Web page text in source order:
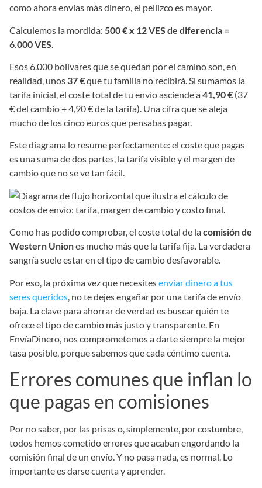
como ahora envías más dinero, el pellizco es mayor.
Calculemos la mordida: 500 € x 12 VES de diferencia =
6.000 VES
Esos 6.000 bolívares que se quedan por el camino son, en
realidad, unos 37 €que tu familia no recibirá. Si sumamos la
tarifa inicial, el coste total de tu envío asciende a41,90 € (37
€ del cambio + 4,90 € de la tarifa). Una cifra que se aleja
mucho de los cinco euros que pensabas pagar.
Este diagrama lo resume perfectamente: el coste que pagas
es una suma de dos partes, la tarifa visible y el margen de
cambio que no se ve tan fácil.
Como has podido comprobar, el coste total de lacomisión de
Western Uniones mucho más que la tarifa fija. La verdadera
sangría suele estar en el tipo de cambio desfavorable.
Por eso, la próxima vez que necesitesenviar dinero a tus
seres queridos , no te dejes engañar por una tarifa de envío
baja. La clave para ahorrar de verdad es buscar quién te
ofrece el tipo de cambio más justo y transparente. En
EnvíaDinero, nos comprometemos a darte siempre la mejor
tasa posible, porque sabemos que cada céntimo cuenta.
Errores comunes que inflan lo
que pagas en comisiones
Por no saber, por las prisas o, simplemente, por costumbre,
todos hemos cometido errores que acaban engordando la
comisión final de un envío. Y no pasa nada, es normal. Lo
importante es darse cuenta y aprender.